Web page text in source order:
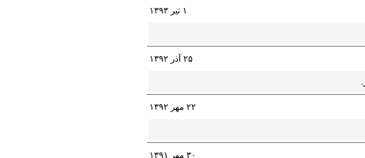
۱ تیر ۱۳۹۳
۲۵ آذر ۱۳۹۲
۲۲ مهر ۱۳۹۲
۳۰ مهر ۱۳۹۱